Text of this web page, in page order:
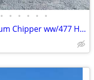
• • • • • •
2005 Dynamic Conehead 12" Drum Chipper ww/477 Hours!! #4803